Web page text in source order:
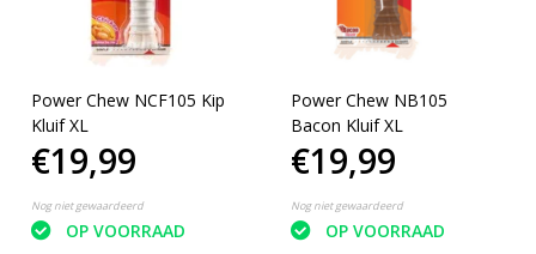
Power Chew NCF105 Kip
Kluif XL
€19,99
Nog niet gewaardeerd
OP VOORRAAD
Power Chew NB105
Bacon Kluif XL
€19,99
Nog niet gewaardeerd
OP VOORRAAD